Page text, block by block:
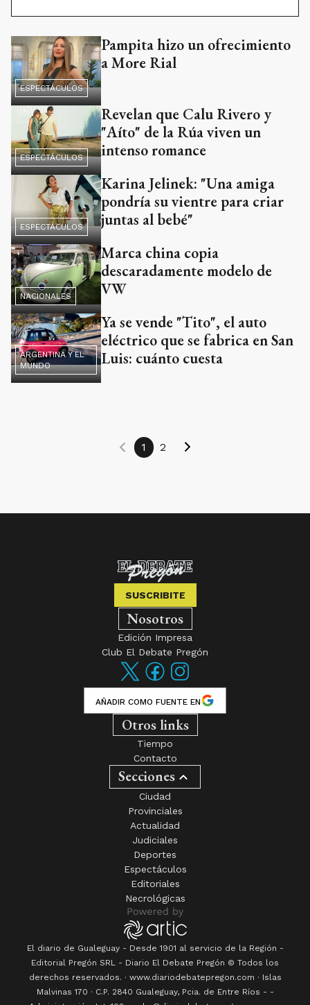
ESPECTÁCULOS
Pampita hizo un ofrecimiento
a More Rial
ESPECTÁCULOS
Revelan que Calu Rivero y
"Aíto" de la Rúa viven un
intenso romance
ESPECTÁCULOS
Karina Jelinek: "Una amiga
pondría su vientre para criar
juntas al bebé"
NACIONALES
Marca china copia
descaradamente modelo de
VW
ARGENTINA Y EL
MUNDO
Ya se vende "Tito", el auto
eléctrico que se fabrica en San
Luis: cuánto cuesta
1 2
SUSCRIBITE
Nosotros
Edición Impresa
Club El Debate Pregón
AÑADIR COMO FUENTE EN
Otros links
Tiempo
Contacto
Secciones
Ciudad
Provinciales
Actualidad
Judiciales
Deportes
Espectáculos
Editoriales
Necrológicas
El diario de Gualeguay - Desde 1901 al servicio de la Región -
Editorial Pregón SRL - Diario El Debate Pregón © Todos los
derechos reservados. · www.diariodebatepregon.com · Islas
Malvinas 170 · C.P. 2840 Gualeguay, Pcia. de Entre Ríos - -